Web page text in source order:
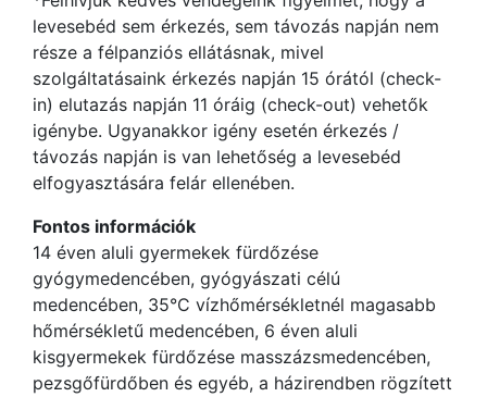
levesebéd sem érkezés, sem távozás napján nem
része a félpanziós ellátásnak, mivel
szolgáltatásaink érkezés napján 15 órától (check-
in) elutazás napján 11 óráig (check-out) vehetők
igénybe. Ugyanakkor igény esetén érkezés /
távozás napján is van lehetőség a levesebéd
elfogyasztására felár ellenében.
Fontos információk
14 éven aluli gyermekek fürdőzése
gyógymedencében, gyógyászati célú
medencében, 35°C vízhőmérsékletnél magasabb
hőmérsékletű medencében, 6 éven aluli
kisgyermekek fürdőzése masszázsmedencében,
pezsgőfürdőben és egyéb, a házirendben rögzített